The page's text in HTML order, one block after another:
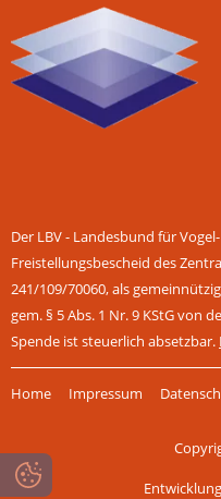
Der LBV - Landesbund für
Freistellungsbescheid des
241/109/70060, als
gem. § 5 Abs. 1 Nr. 9 KStG von
Spende ist steuerlich absetzbar.
überspringen
Home Impressum